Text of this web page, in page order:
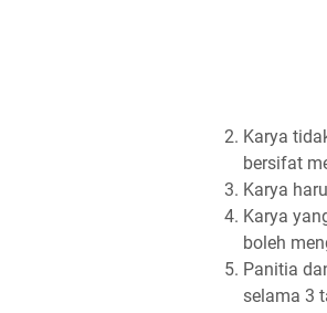
Karya
bersifat
Karya
Karya
boleh
Panitia
selama 3